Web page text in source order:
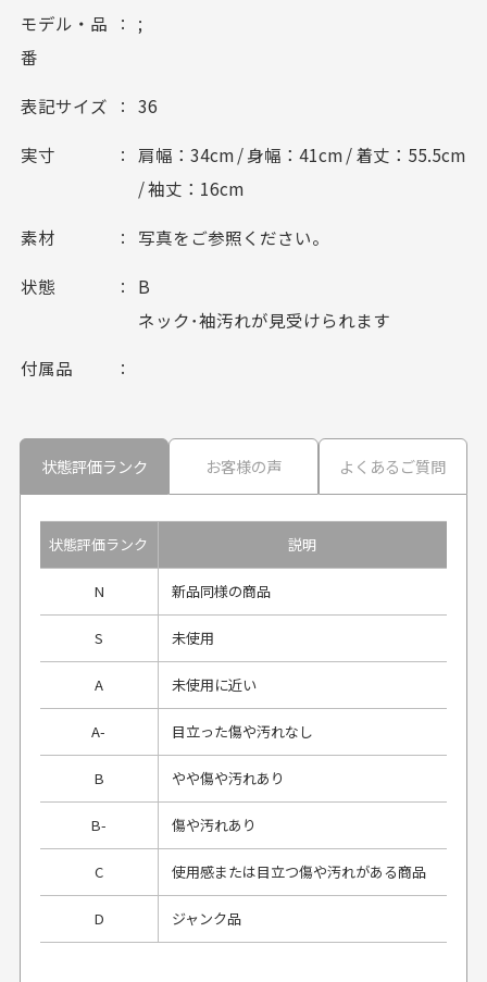
モデル・品
番
;
表記サイズ 36
実寸
肩幅：34cm / 身幅：41cm / 着丈：55.5cm
/ 袖丈：16cm
素材 写真をご参照ください。
状態
B
ネック･袖汚れが見受けられます
付属品
状態評価ランク お客様の声 よくあるご質問
状態評価ランク 説明
N 新品同様の商品
S 未使用
A 未使用に近い
A- 目立った傷や汚れなし
B やや傷や汚れあり
B- 傷や汚れあり
C 使用感または目立つ傷や汚れがある商品
D ジャンク品